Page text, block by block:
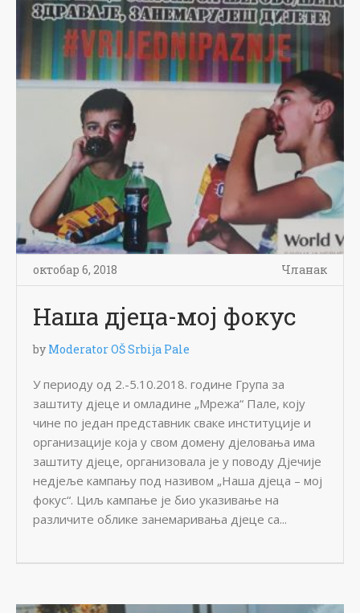
октобар 6, 2018 Чланак
Наша дјеца-мој фокус
by Moderator OŠ Srbija Pale
У периоду од 2.-5.10.2018. године Група за
заштиту дјеце и омладине „Мрежа“ Пале, коју
чине по један представник сваке институције и
организације која у свом домену дјеловања има
заштиту дјеце, организовала је у поводу Дјечије
недјеље кампању под називом „Наша дјеца – мој
фокус“. Циљ кампање је био указивање на
различите облике занемаривања дјеце са...